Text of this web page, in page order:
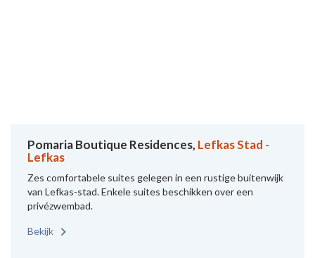
Pomaria Boutique Residences, Lefkas Stad -
Lefkas
Zes comfortabele suites gelegen in een rustige buitenwijk
van Lefkas-stad. Enkele suites beschikken over een
privézwembad.
Bekijk